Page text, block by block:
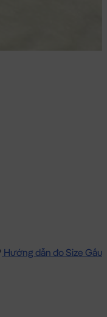
Hướng dẫn đo Size Gấu